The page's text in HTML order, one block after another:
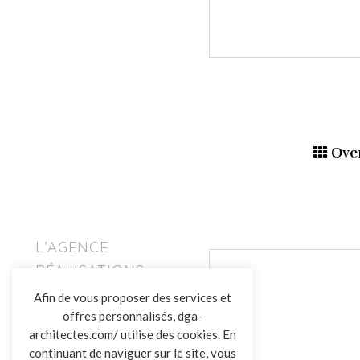
L’AGENCE
RÉALISATIONS
ACTUALITÉS
CONTACT
Afin de vous proposer des services et
offres personnalisés, dga-
architectes.com/ utilise des cookies. En
continuant de naviguer sur le site, vous